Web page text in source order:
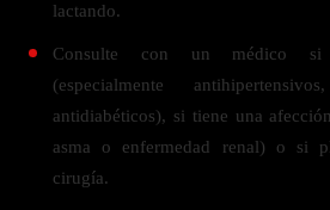
lactando.
Consulte con un médico si
(especialmente
antidiabéticos), si tiene una
asma o enfermedad renal) o si
cirugía.